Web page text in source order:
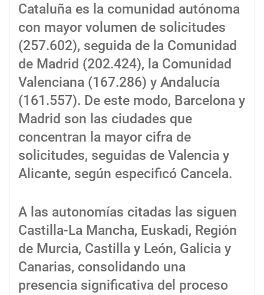
Cataluña es la comunidad autónoma
con mayor volumen de solicitudes
(257.602), seguida de la Comunidad
de Madrid (202.424), la Comunidad
Valenciana (167.286) y Andalucía
(161.557). De este modo, Barcelona y
Madrid son las ciudades que
concentran la mayor cifra de
solicitudes, seguidas de Valencia y
Alicante, según especificó Cancela.
A las autonomías citadas las siguen
Castilla-La Mancha, Euskadi, Región
de Murcia, Castilla y León, Galicia y
Canarias, consolidando una
presencia significativa del proceso